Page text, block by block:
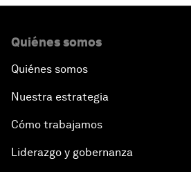
Quiénes somos
Quiénes somos
Nuestra estrategia
Cómo trabajamos
Liderazgo y gobernanza